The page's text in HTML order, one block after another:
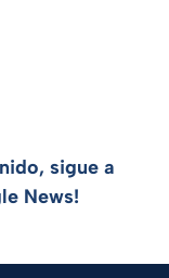
sigue a
News!